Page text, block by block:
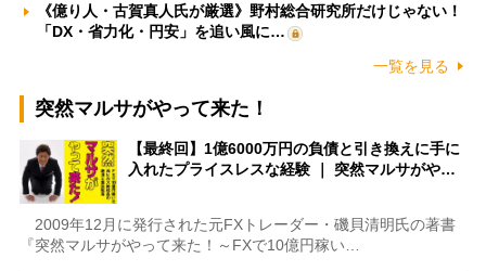
《億り人・古賀真人氏が厳選》野村総合研究所だけじゃない！
「DX・省力化・円安」を追い風に…
一覧を見る
突然マルサがやって来た！
【最終回】1億6000万円の負債と引き換えに手に
入れたプライスレスな経験 ｜ 突然マルサがや…
2009年12月に発行された元FXトレーダー・磯貝清明氏の著書
『突然マルサがやって来た！～FXで10億円稼い…